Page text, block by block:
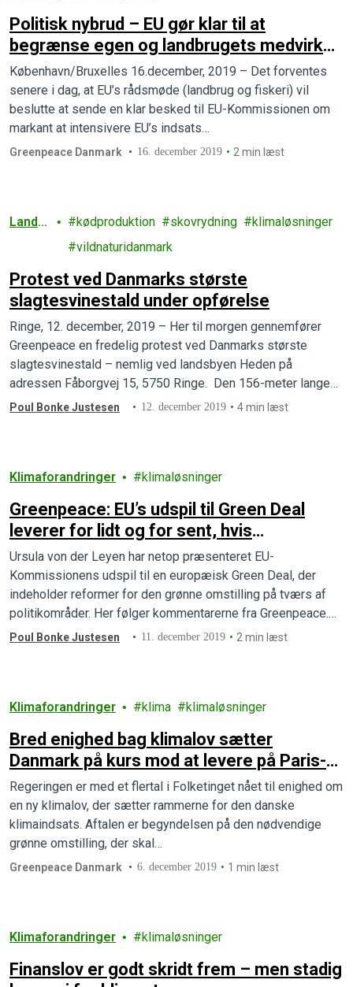
Politisk nybrud – EU gør klar til at
begrænse egen og landbrugets medvirken
til skovrydning
København/Bruxelles 16.december, 2019 – Det forventes
senere i dag, at EU’s rådsmøde (landbrug og fiskeri) vil
beslutte at sende en klar besked til EU-Kommissionen om
markant at intensivere EU’s indsats…
Greenpeace Danmark 16. december 2019 2 min læst
Landbr
kødproduktion skovrydning
klimaløsninger
vildnaturidanmark
Protest ved Danmarks største
slagtesvinestald under opførelse
Ringe, 12. december, 2019 – Her til morgen gennemfører
Greenpeace en fredelig protest ved Danmarks største
slagtesvinestald – nemlig ved landsbyen Heden på
adressen Fåborgvej 15, 5750 Ringe. Den 156-meter lange…
Poul Bonke Justesen 12. december 2019 4 min læst
Klimaforandringer klimaløsninger
Greenpeace: EU’s udspil til Green Deal
leverer for lidt og for sent, hvis
klimakatastrofen skal bremses
Ursula von der Leyen har netop præsenteret EU-
Kommissionens udspil til en europæisk Green Deal, der
indeholder reformer for den grønne omstilling på tværs af
politikområder. Her følger kommentarerne fra Greenpeace.…
Poul Bonke Justesen 11. december 2019 2 min læst
Klimaforandringer klima klimaløsninger
Bred enighed bag klimalov sætter
Danmark på kurs mod at levere på Paris-
aftalen
Regeringen er med et flertal i Folketinget nået til enighed om
en ny klimalov, der sætter rammerne for den danske
klimaindsats. Aftalen er begyndelsen på den nødvendige
grønne omstilling, der skal…
Greenpeace Danmark 6. december 2019 1 min læst
Klimaforandringer klimaløsninger
Finanslov er godt skridt frem – men stadig